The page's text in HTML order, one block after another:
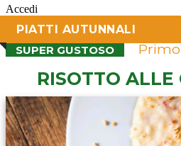
Accedi
PIATTI AUTUNNALI
SUPER GUSTOSO
RISOTTO ALLE